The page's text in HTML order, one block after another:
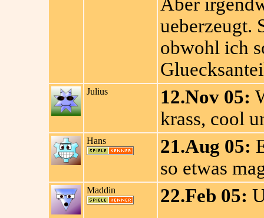
ueberzeugt.
obwohl ich
Julius 12.Nov 05:
krass, cool
Hans 21.Aug 05:
so etwas
Maddin 22.Feb 05: